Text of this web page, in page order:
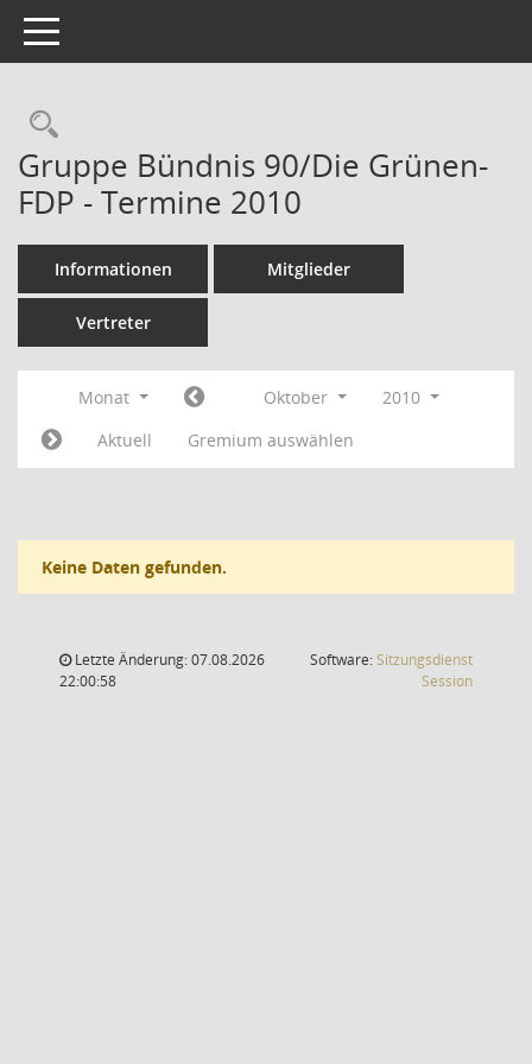
Toggle navigation
Rechercheauswahl
Gruppe Bündnis 90/Die Grünen-
FDP - Termine 2010
Informationen Mitglieder
Vertreter
Monat Oktober
2010
Aktuell
Gremium auswählen
Keine Daten gefunden.
Letzte Änderung: 07.08.2026
22:00:58
Software:Sitzungsdienst
Session(Wird in